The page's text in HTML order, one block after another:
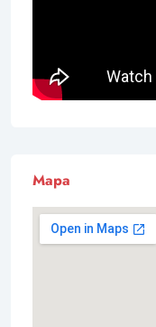
Mapa